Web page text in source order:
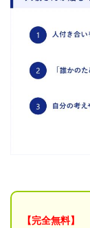
【完全無料】